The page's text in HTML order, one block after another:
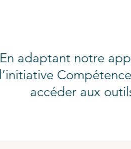
En adaptant notre
l’initiative
accéder aux